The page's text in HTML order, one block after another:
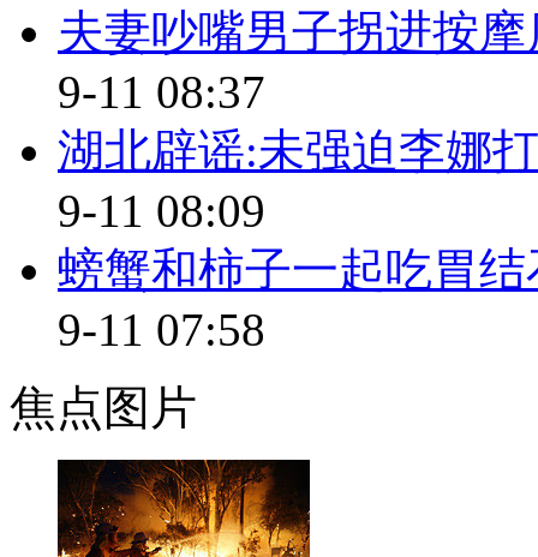
导致了20多万人丧生
所以付出的代价也是非常高
时至今日美国大部分民众
已经对这种战争非常厌倦了
叙利亚已经曝出使用化学武器
美国曾经很强烈要求对它(叙
有这种强烈愿望
其实民众的反对声音是非常
【口播】2011年年底，美国
夫妻吵嘴男子拐进按
9-11 08:37
湖北辟谣:未强迫李娜
9-11 08:09
螃蟹和柿子一起吃胃
9-11 07:58
焦点图片